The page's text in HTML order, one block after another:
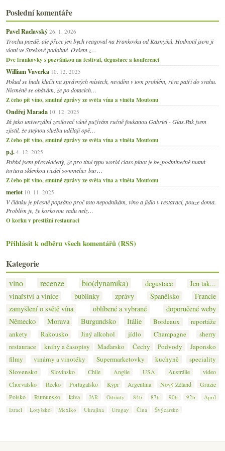
Poslední komentáře
Pavel Raclavský 26. 1. 2026
Trochu pozdě, ale přece jen bych reagoval na Frankovku od Kasnyiků. Hodnotil jsem ji
vloni ve Strekově podobně. Ovšem z…
Dvě frankovky s pozvánkou na festival, degustace a konferenci
William Vaverka 10. 12. 2025
Pokud se bude klučit na správných místech, nevidím v tom problém, réva patří do svahu.
Nicméně se obávám, že po dotacích…
Z čeho pít víno, smutné zprávy ze světa vína a viněta Moutonu
Ondřej Marada 10. 12. 2025
Já jako univerzální zesilovač vůně pužívám ručně foukanou Gabriel - Glas.Pak jsem
zjistil, že stejnou službu udělají opě…
Z čeho pít víno, smutné zprávy ze světa vína a viněta Moutonu
p.j. 4. 12. 2025
Pořád jsem přesvědčený, že pro titul typu world class pinot je bezpodmínečně nutná
tortura sklenkou riedel sommelier bur…
Z čeho pít víno, smutné zprávy ze světa vína a viněta Moutonu
merlot 10. 11. 2025
V článku je přesně popsáno proč toto nepodnikám, víno a jídlo v restaraci, pouze doma.
Problém je, že korkovou vadu nelz…
O korku v prestižní restauraci
Přihlásit k odběru všech komentářů (RSS)
Kategorie
víno recenze bio(dynamika) degustace
Jen tak...
vinařství a vinice
bublinky zprávy Španělsko
Francie
zamyšlení o světě vína
oblíbené a vybrané
doporučené weby
Německo
Morava Burgundsko Itálie Bordeaux
reportáže
ankety
Rakousko Jiný alkohol jídlo Champagne
sherry
restaurace
knihy a časopisy Maďarsko Čechy Podvody
Japonsko
filmy
vinárny a vinotéky Supermarketovky kuchyně
speciality
Slovensko
Slovinsko Chile Anglie USA Austrálie
video
Chorvatsko
Řecko Portugalsko Kypr Argentina Nový Zéland
Gruzie
Polsko
Rumunsko káva JAR Odrůdy 84b 87b 90b 92b
Apríl
Izrael
Lotyšsko Mexiko Ukrajina Urugay Čína Švýcarsko